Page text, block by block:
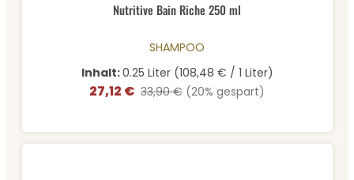
Nutritive Bain Riche 250 ml
SHAMPOO
Inhalt:0.25 Liter (108,48 € / 1 Liter)
Verkaufspreis:
27,12 € Regulärer Preis:
33,90 € (20% gespart)